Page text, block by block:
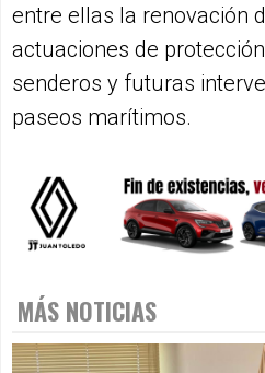
entre ellas la renovación
actuaciones de
senderos y futuras
paseos marítimos.
MÁS NOTICIAS